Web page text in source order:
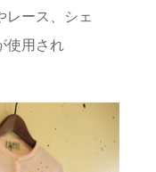
レース、シェ
使用され